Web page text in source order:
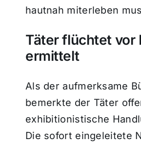
hautnah miterleben
Täter flüchtet vor
ermittelt
Als der aufmerksame
bemerkte der Täter
exhibitionistische
Die sofort eingeleitete